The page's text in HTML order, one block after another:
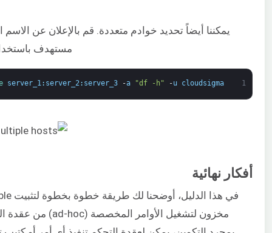
يمكننا أيضاً تحديد خوادم متعددة. قم بالإعلان عن
مستهدف
1
server_1: server_2: server_3 -a "df -h" -u cloudsigma
أفكار نهائية